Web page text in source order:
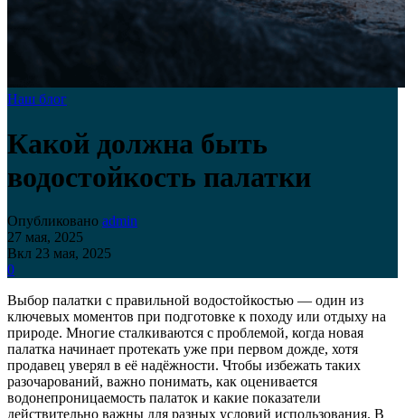
Наш блог
Какой должна быть
водостойкость палатки
Опубликовано admin
27 мая, 2025
Вкл 23 мая, 2025
0
Выбор палатки с правильной водостойкостью — один из
ключевых моментов при подготовке к походу или отдыху на
природе. Многие сталкиваются с проблемой, когда новая
палатка начинает протекать уже при первом дожде, хотя
продавец уверял в её надёжности. Чтобы избежать таких
разочарований, важно понимать, как оценивается
водонепроницаемость палаток и какие показатели
действительно важны для разных условий использования. В